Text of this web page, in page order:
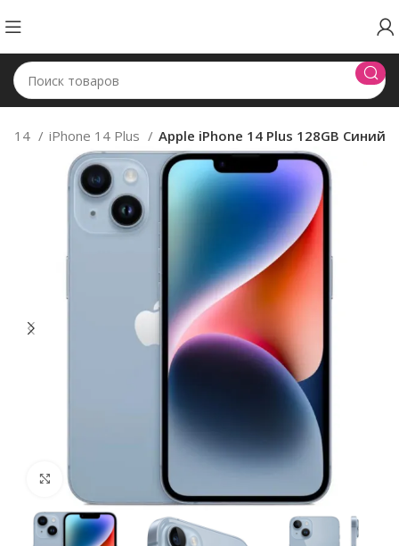
14 iPhone 14 Plus Apple iPhone 14 Plus 128GB Синий
Нажмите, чтобы увеличить